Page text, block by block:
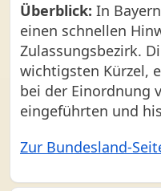
Überblick: In
einen schnellen
Zulassungsbezirk.
wichtigsten Kürzel,
bei der Einordnung
eingeführten und
Zur Bundesland-